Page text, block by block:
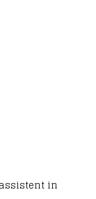
in